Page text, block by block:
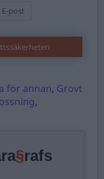
E-post
för annan, Grovt
,
§rafs